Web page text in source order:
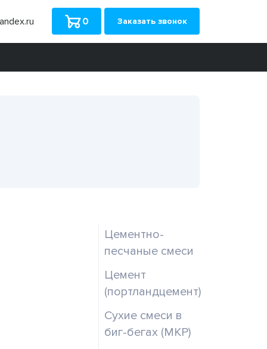
0 Заказать звонок
Цементно-
песчаные смеси
Цемент
(портландцемент)
Сухие смеси в
биг-бегах (МКР)